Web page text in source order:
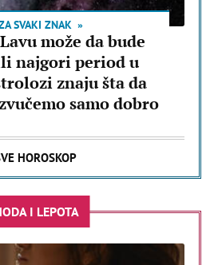
SVAKI ZNAK
može da bude
najgori period u
znaju šta da
samo dobro
HOROSKOP
I LEPOTA